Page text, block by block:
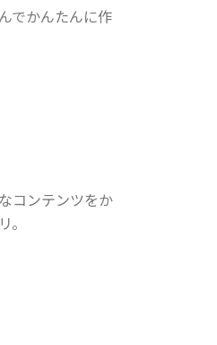
でかんたんに作
コンテンツをか